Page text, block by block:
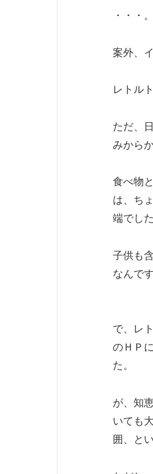
・・・。
案外、
レトル
ただ、
みから
食べ物
は、ち
端でした
子供も
なんで
で、レ
のＨＰ
た。
が、知
いても
囲、と